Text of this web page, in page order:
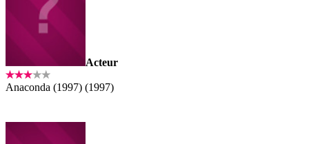
Acteur
Anaconda (1997) (1997)